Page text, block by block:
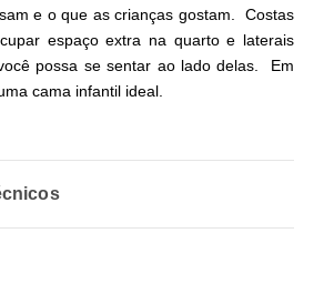
e o que as crianças gostam. Costas
espaço extra na quarto e laterais
possa se sentar ao lado delas. Em
cama infantil ideal.